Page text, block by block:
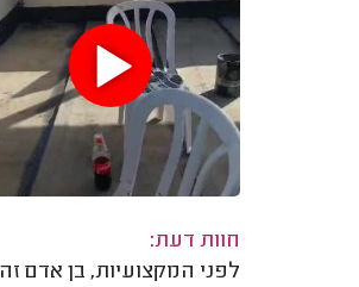
חוות דעת:
לפני המקצועיות, בן אדם